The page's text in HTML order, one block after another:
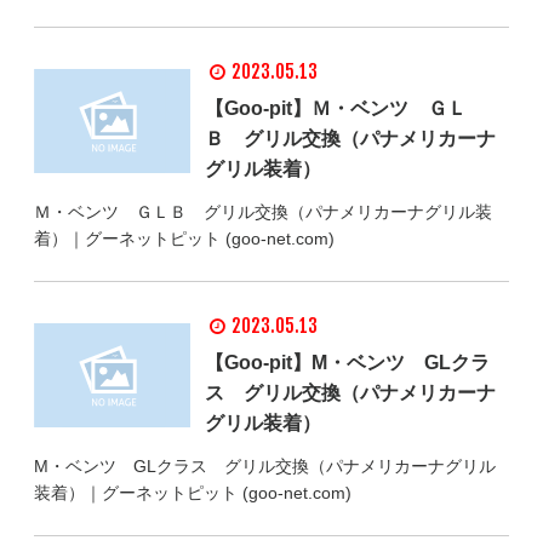
2023.05.13
【Goo-pit】Ｍ・ベンツ ＧＬ
Ｂ グリル交換（パナメリカーナ
グリル装着）
Ｍ・ベンツ ＧＬＢ グリル交換（パナメリカーナグリル装
着）｜グーネットピット (goo-net.com)
2023.05.13
【Goo-pit】M・ベンツ GLクラ
ス グリル交換（パナメリカーナ
グリル装着）
M・ベンツ GLクラス グリル交換（パナメリカーナグリル
装着）｜グーネットピット (goo-net.com)